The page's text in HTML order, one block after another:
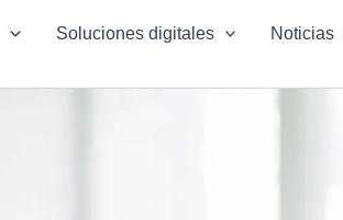
Soluciones digitales Noticias